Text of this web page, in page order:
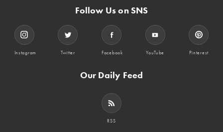
Follow Us on SNS
Instagram Twitter Facebook YouTube Pinterest
Our Daily Feed
RSS